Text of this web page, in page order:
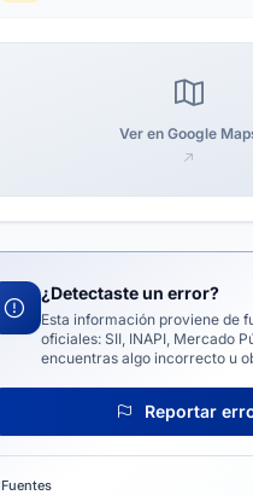
Ver en Google
¿Detectaste un error?
Esta información proviene de
oficiales: SII, INAPI, Mercado
encuentras algo incorrecto u
Reportar
Fuentes